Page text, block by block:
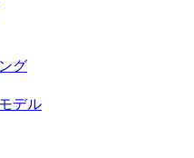
グ
デル